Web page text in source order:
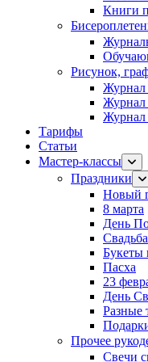
Книги
Рисунок,
Журнал
Журнал
Журнал
Тарифы
Статьи
Мастер-классы
Праздники
Новый
8 марта
День
Свадьба
Букеты
Пасха
23
День
Разные
Прочее
Свечи